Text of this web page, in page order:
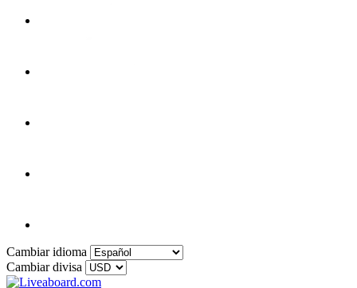
Cambiar idioma
Cambiar divisa